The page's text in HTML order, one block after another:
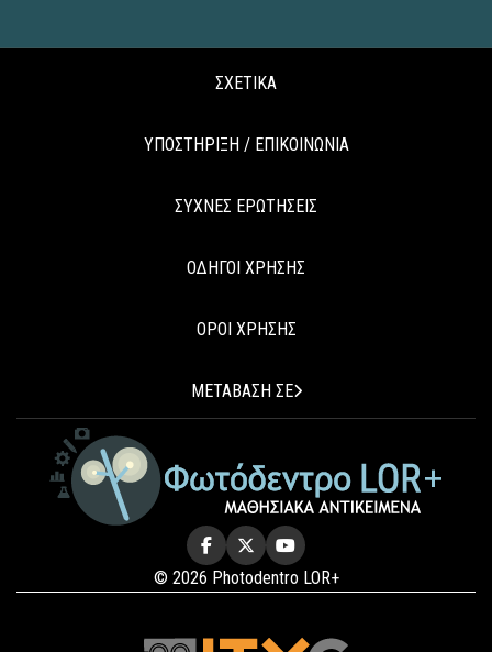
ΣΧΕΤΙΚΑ
ΥΠΟΣΤΗΡΙΞΗ / ΕΠΙΚΟΙΝΩΝΙΑ
ΣΥΧΝΕΣ ΕΡΩΤΗΣΕΙΣ
ΟΔΗΓΟΙ ΧΡΗΣΗΣ
ΟΡΟΙ ΧΡΗΣΗΣ
ΜΕΤΑΒΑΣΗ ΣΕ
© 2026 Photodentro LOR+